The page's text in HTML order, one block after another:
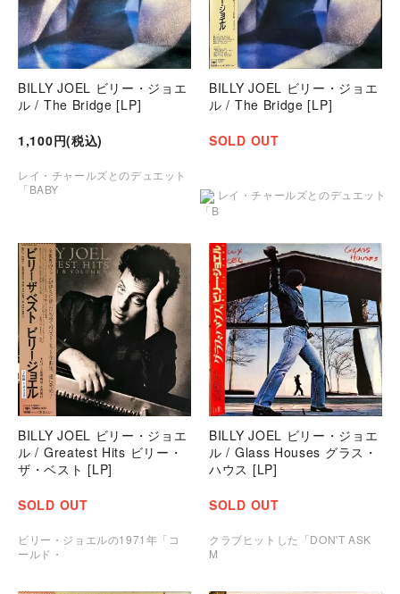
BILLY JOEL ビリー・ジョエ
ル / The Bridge [LP]
1,100円(税込)
レイ・チャールズとのデュエット
「BABY
BILLY JOEL ビリー・ジョエ
ル / The Bridge [LP]
SOLD OUT
レイ・チャールズとのデュエット
「B
BILLY JOEL ビリー・ジョエ
ル / Greatest Hits ビリー・
ザ・ベスト [LP]
SOLD OUT
ビリー・ジョエルの1971年「コ
ールド・
BILLY JOEL ビリー・ジョエ
ル / Glass Houses グラス・
ハウス [LP]
SOLD OUT
クラブヒットした「DON'T ASK
M